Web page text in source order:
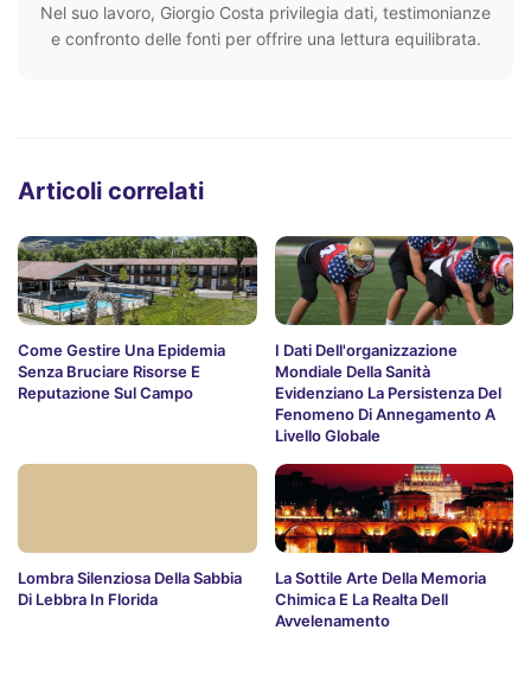
Nel suo lavoro, Giorgio Costa privilegia dati, testimonianze
e confronto delle fonti per offrire una lettura equilibrata.
Articoli correlati
Come Gestire Una Epidemia
Senza Bruciare Risorse E
Reputazione Sul Campo
I Dati Dell'organizzazione
Mondiale Della Sanità
Evidenziano La Persistenza Del
Fenomeno Di Annegamento A
Livello Globale
Lombra Silenziosa Della Sabbia
Di Lebbra In Florida
La Sottile Arte Della Memoria
Chimica E La Realta Dell
Avvelenamento